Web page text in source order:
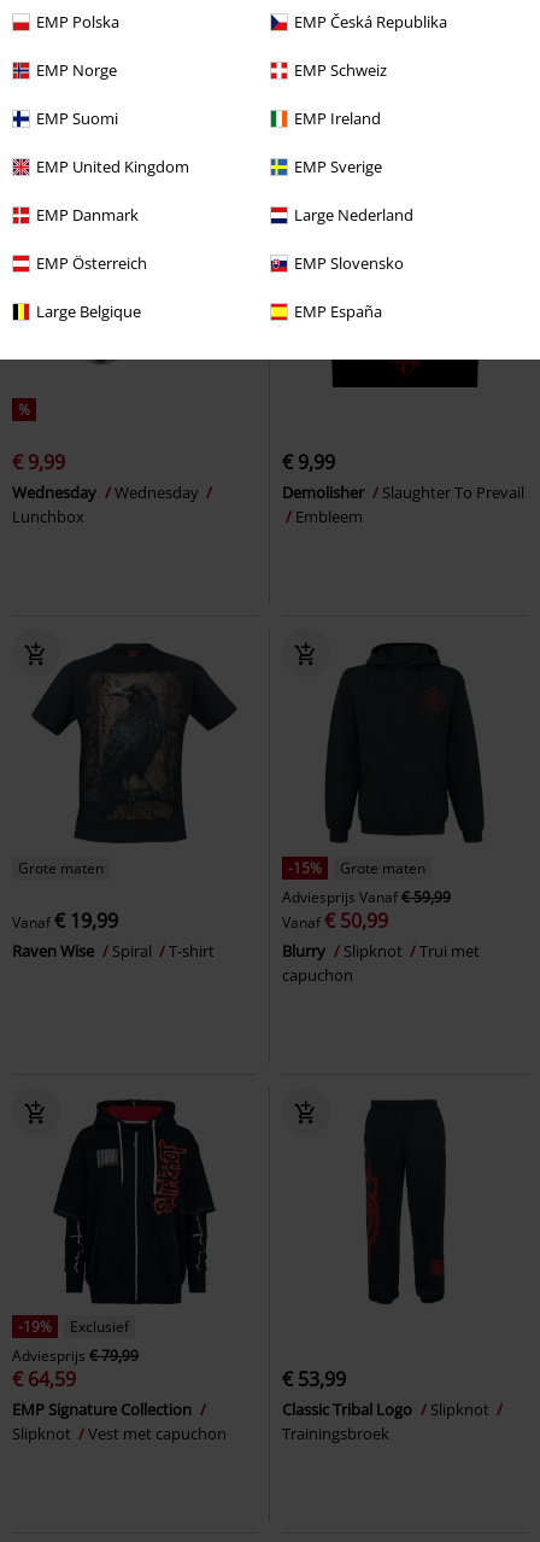
EMP Polska EMP Česká Republika
EMP Norge EMP Schweiz
EMP Suomi EMP Ireland
EMP United Kingdom EMP Sverige
EMP Danmark Large Nederland
EMP Österreich EMP Slovensko
Large Belgique EMP España
Amplified Collection - Hockey
Jersey
Jason Friday the 13th
Pop!
%
€ 9,99
Wednesday
Wednesday
Lunchbox
€ 9,99
Demolisher
Slaughter To Prevail
Embleem
Grote maten
Vanaf€ 19,99
Raven Wise Spiral T-shirt
-15%
Grote maten
Adviesprijs Vanaf€ 59,99
Vanaf€ 50,99
Blurry Slipknot
Trui met
capuchon
-19%
Exclusief
Adviesprijs € 79,99
€ 64,59
EMP Signature Collection
Slipknot
Vest met capuchon
€ 53,99
Classic Tribal Logo
Slipknot
Trainingsbroek